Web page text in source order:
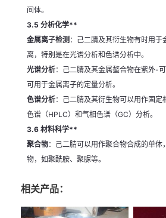
间体。
3.5 分析化学**
金属离子检测 ：己二腈及其衍生物有时用
离，特别是在光谱分析和色谱分析中。
光谱分析：己二腈及其金属螯合物在紫外-
可用于金属离子的定量分析。
色谱分析：己二腈及其衍生物可以用作固定
色谱（HPLC）和气相色谱（GC）分析。
3.6 材料科学**
聚合物：己二腈可以用作聚合物合成的单
物，如聚酰胺、聚脲等。
相关产品：